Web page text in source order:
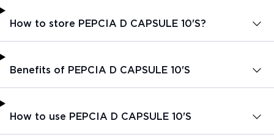
How to store PEPCIA D CAPSULE 10'S?
Benefits of PEPCIA D CAPSULE 10'S
How to use PEPCIA D CAPSULE 10'S